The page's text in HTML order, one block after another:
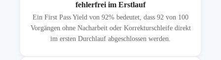
fehlerfrei im Erstlauf
Ein First Pass Yield von 92% bedeutet, dass 92 von 100
Vorgängen ohne Nacharbeit oder Korrekturschleife direkt
im ersten Durchlauf abgeschlossen werden.